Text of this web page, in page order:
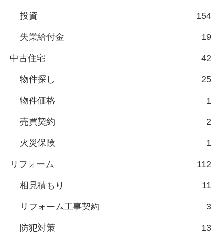
投資 154
失業給付金 19
中古住宅 42
物件探し 25
物件価格 1
売買契約 2
火災保険 1
リフォーム 112
相見積もり 11
リフォーム工事契約 3
防犯対策 13